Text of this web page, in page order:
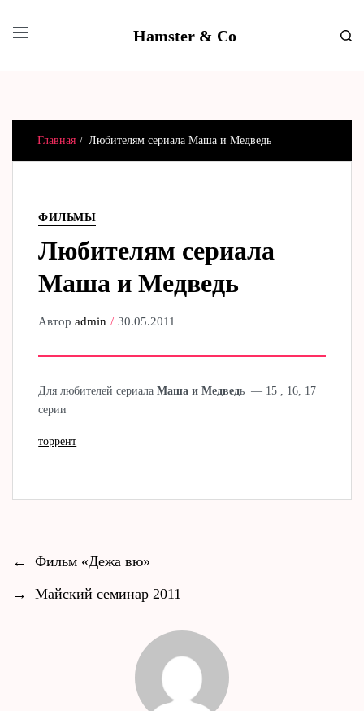
Hamster & Co
Главная Любителям сериала Маша и Медведь
ФИЛЬМЫ
Любителям сериала
Маша и Медведь
Авторadmin 30.05.2011
Для любителей сериалаМаша и Медведь — 15 , 16, 17
серии
торрент
←
Фильм «Дежа вю»
→
Майский семинар 2011